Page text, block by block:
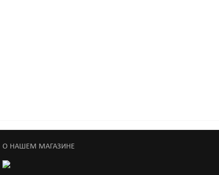
Стринги открытые черные-M/L
1 000р.
О НАШЕМ МАГАЗИНЕ